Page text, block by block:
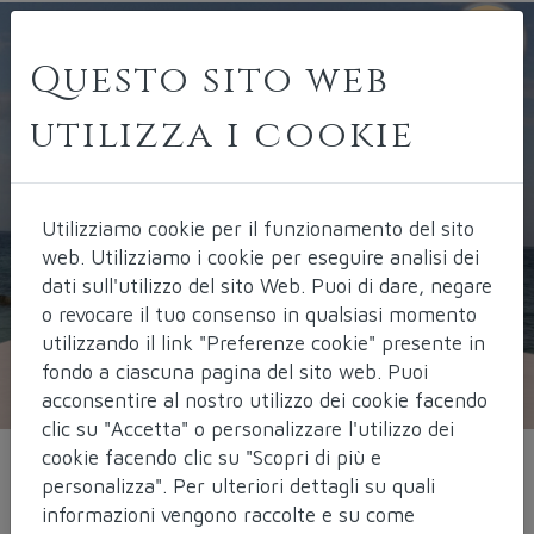
Weekend Yoga al
Questo sito web
utilizza i cookie
Utilizziamo cookie per il funzionamento del sito
web. Utilizziamo i cookie per eseguire analisi dei
dati sull'utilizzo del sito Web. Puoi di dare, negare
o revocare il tuo consenso in qualsiasi momento
utilizzando il link "Preferenze cookie" presente in
fondo a ciascuna pagina del sito web. Puoi
acconsentire al nostro utilizzo dei cookie facendo
clic su "Accetta" o personalizzare l'utilizzo dei
cookie facendo clic su "Scopri di più e
personalizza". Per ulteriori dettagli su quali
informazioni vengono raccolte e su come